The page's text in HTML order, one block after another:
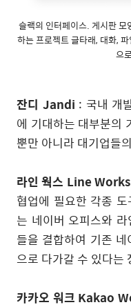
슬랙의 인터페이스. 게시판 모
하는 프로젝트 글타래, 대화,
으
잔디 Jandi : 국내 개
에 기대하는 대부분의
뿐만 아니라 대기업들
라인 웍스 Line Works
협업에 필요한 각종
는 네이버 오피스와
들을 결합하여 기존
으로 다가갈 수 있다는
카카오 워크 Kakao